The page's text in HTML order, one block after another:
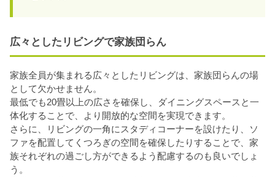
広々としたリビングで家族団らん
家族全員が集まれる広々としたリビングは、家族団らんの場
として欠かせません。
最低でも20畳以上の広さを確保し、ダイニングスペースと一
体化することで、より開放的な空間を実現できます。
さらに、リビングの一角にスタディコーナーを設けたり、ソ
ファを配置してくつろぎの空間を確保したりすることで、家
族それぞれの過ごし方ができるよう配慮するのも良いでしょ
う。